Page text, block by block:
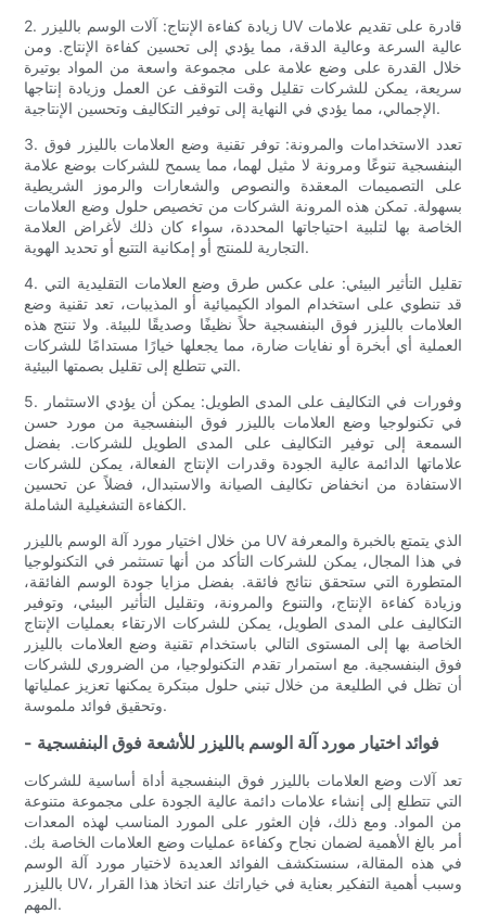
2. زيادة كفاءة الإنتاج: آلات الوسم بالليزر UV قادرة على تقديم علامات
عالية السرعة وعالية الدقة، مما يؤدي إلى تحسين كفاءة الإنتاج. ومن
خلال القدرة على وضع علامة على مجموعة واسعة من المواد بوتيرة
سريعة، يمكن للشركات تقليل وقت التوقف عن العمل وزيادة إنتاجها
الإجمالي، مما يؤدي في النهاية إلى توفير التكاليف وتحسين الإنتاجية.
3. تعدد الاستخدامات والمرونة: توفر تقنية وضع العلامات بالليزر فوق
البنفسجية تنوعًا ومرونة لا مثيل لهما، مما يسمح للشركات بوضع علامة
على التصميمات المعقدة والنصوص والشعارات والرموز الشريطية
بسهولة. تمكن هذه المرونة الشركات من تخصيص حلول وضع العلامات
الخاصة بها لتلبية احتياجاتها المحددة، سواء كان ذلك لأغراض العلامة
التجارية للمنتج أو إمكانية التتبع أو تحديد الهوية.
4. تقليل التأثير البيئي: على عكس طرق وضع العلامات التقليدية التي
قد تنطوي على استخدام المواد الكيميائية أو المذيبات، تعد تقنية وضع
العلامات بالليزر فوق البنفسجية حلاً نظيفًا وصديقًا للبيئة. ولا تنتج هذه
العملية أي أبخرة أو نفايات ضارة، مما يجعلها خيارًا مستدامًا للشركات
التي تتطلع إلى تقليل بصمتها البيئية.
5. وفورات في التكاليف على المدى الطويل: يمكن أن يؤدي الاستثمار
في تكنولوجيا وضع العلامات بالليزر فوق البنفسجية من مورد حسن
السمعة إلى توفير التكاليف على المدى الطويل للشركات. بفضل
علاماتها الدائمة عالية الجودة وقدرات الإنتاج الفعالة، يمكن للشركات
الاستفادة من انخفاض تكاليف الصيانة والاستبدال، فضلاً عن تحسين
الكفاءة التشغيلية الشاملة.
من خلال اختيار مورد آلة الوسم بالليزر UV الذي يتمتع بالخبرة والمعرفة
في هذا المجال، يمكن للشركات التأكد من أنها تستثمر في التكنولوجيا
المتطورة التي ستحقق نتائج فائقة. بفضل مزايا جودة الوسم الفائقة،
وزيادة كفاءة الإنتاج، والتنوع والمرونة، وتقليل التأثير البيئي، وتوفير
التكاليف على المدى الطويل، يمكن للشركات الارتقاء بعمليات الإنتاج
الخاصة بها إلى المستوى التالي باستخدام تقنية وضع العلامات بالليزر
فوق البنفسجية. مع استمرار تقدم التكنولوجيا، من الضروري للشركات
أن تظل في الطليعة من خلال تبني حلول مبتكرة يمكنها تعزيز عملياتها
وتحقيق فوائد ملموسة.
- فوائد اختيار مورد آلة الوسم بالليزر للأشعة فوق البنفسجية
تعد آلات وضع العلامات بالليزر فوق البنفسجية أداة أساسية للشركات
التي تتطلع إلى إنشاء علامات دائمة عالية الجودة على مجموعة متنوعة
من المواد. ومع ذلك، فإن العثور على المورد المناسب لهذه المعدات
أمر بالغ الأهمية لضمان نجاح وكفاءة عمليات وضع العلامات الخاصة بك.
في هذه المقالة، سنستكشف الفوائد العديدة لاختيار مورد آلة الوسم
بالليزر UV، وسبب أهمية التفكير بعناية في خياراتك عند اتخاذ هذا القرار
المهم.